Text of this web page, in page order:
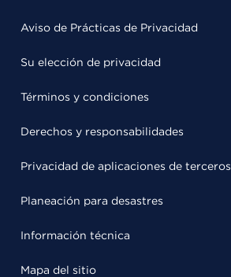
Aviso de Prácticas de Privacidad
Su elección de privacidad
Términos y condiciones
Derechos y responsabilidades
Privacidad de aplicaciones de terceros
Planeación para desastres
Información técnica
Mapa del sitio